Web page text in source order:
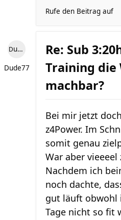
Rufe den Beitrag auf
Dude77
Dude77
Re: Sub
Training die
machbar?
Bei mir jetzt
z4Power. Im
somit genau
War aber
Nachdem ich
noch dachte,
gut läuft obwohl
Tage nicht so fit